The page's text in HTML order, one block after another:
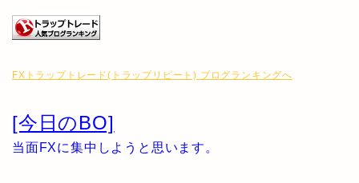
FXトラップトレード(トラップリピート) ブログランキングへ
[今日のBO]
当面FXに集中しようと思います。